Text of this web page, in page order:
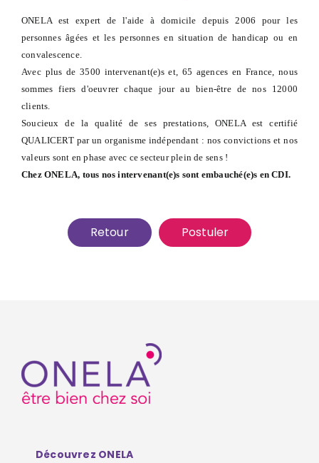
ONELA est expert de l'aide à domicile depuis 2006 pour les
personnes âgées et les personnes en situation de handicap ou en
convalescence.
Avec plus de 3500 intervenant(e)s et, 65 agences en France, nous
sommes fiers d'oeuvrer chaque jour au bien-être de nos 12000
clients.
Soucieux de la qualité de ses prestations, ONELA est certifié
QUALICERT par un organisme indépendant : nos convictions et nos
valeurs sont en phase avec ce secteur plein de sens !
Chez ONELA, tous nos intervenant(e)s sont embauché(e)s en CDI.
Retour Postuler
Découvrez ONELA